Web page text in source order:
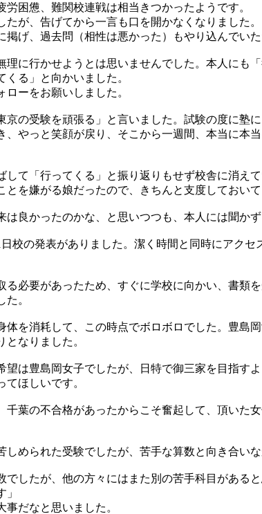
困憊、難関校連戦は相当きつかったようです。
が、告げてから一言も口を開かなくなりました。
げ、過去問（相性は悪かった）もやり込んでい
理に行かせようとは思いませんでした。本人に
る」と向かいました。
ーをお願いしました。
京の受験を頑張る」と言いました。試験の度に塾
、やっと笑顔が戻り、そこから一週間、本当に本
して「行ってくる」と振り返りもせず校舎に消え
とを嫌がる娘だったので、きちんと支度しておいて
良かったのかな、と思いつつも、本人には聞か
校の発表がありました。潔く時間と同時にアク
る必要があったため、すぐに学校に向かい、書類
。
体を消耗して、この時点でボロボロでした。豊島
なりました。
望は豊島岡女子でしたが、日特で御三家を目指
てほしいです。
千葉の不合格があったからこそ奮起して、頂い
しめられた受験でしたが、苦手な算数と向き合い
したが、他の方々にはまた別の苦手科目があると
だなと思いました。